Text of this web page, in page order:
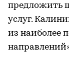
предложить
услуг.
из наиболее